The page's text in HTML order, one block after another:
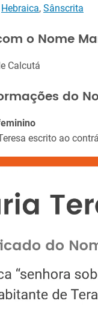
Hebraica, Sânscrita
o Nome
Calcutá
do
escrito ao